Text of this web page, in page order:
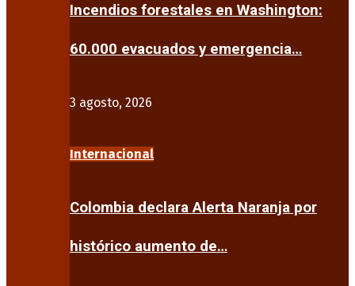
Incendios forestales en Washington:
60.000 evacuados y emergencia…
3 agosto, 2026
Internacional
Colombia declara Alerta Naranja por
histórico aumento de…